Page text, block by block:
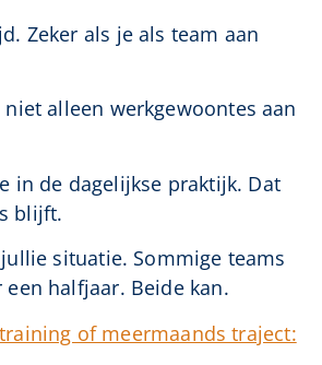
Zeker als je als team aan
alleen werkgewoontes aan
in de dagelijkse praktijk. Dat
blijft.
situatie. Sommige teams
halfjaar. Beide kan.
of meermaands traject: